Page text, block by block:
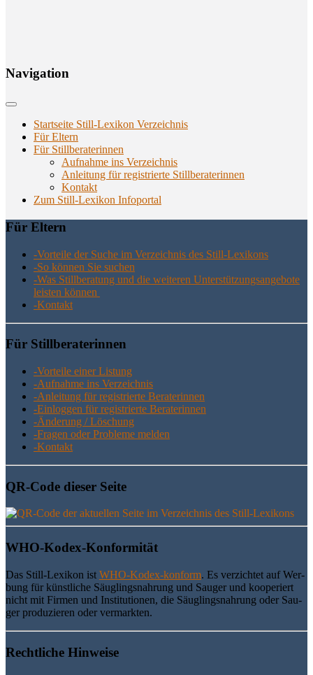
Navi­ga­ti­on
Startseite Still-Lexikon Verzeichnis
Für Eltern
Für Stillberaterinnen
Aufnahme ins Verzeichnis
Anlei­tung für regis­trier­te Stillberaterinnen
Kon­takt
Zum Still-Lexikon Infoportal
Für Eltern
-Vor­tei­le der Suche im Ver­zeich­nis des Still-Lexikons
-So kön­nen Sie suchen
-Was Still­be­ra­tung und die wei­te­ren Unter­stüt­zungs­an­ge­bo­te
leis­ten können
-Kon­takt
Für Still­be­ra­te­rin­nen
-Vor­tei­le einer Listung
-Auf­nah­me ins Verzeichnis
-Anlei­tung für regis­trier­te Beraterinnen
-Ein­log­gen für regis­trier­te Beraterinnen
-Ände­rung / Löschung
-Fra­gen oder Pro­ble­me melden
-Kon­takt
QR-Code die­ser Seite
WHO-Kodex-Kon­for­mi­tät
Das Still-Lexi­kon ist WHO-Kodex-kon­form. Es ver­zich­tet auf Wer­
bung für künst­li­che Säug­lings­nah­rung und Sau­ger und koope­riert
nicht mit Fir­men und Insti­tu­tio­nen, die Säug­lings­nah­rung oder Sau­
ger pro­du­zie­ren oder vermarkten.
Recht­li­che Hinweise